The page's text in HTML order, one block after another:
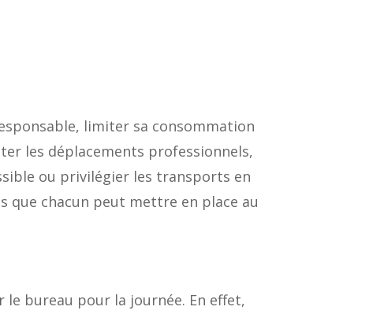
limiter sa consommation
les déplacements professionnels,
ou privilégier les transports en
que chacun peut mettre en place au
bureau pour la journée. En effet,